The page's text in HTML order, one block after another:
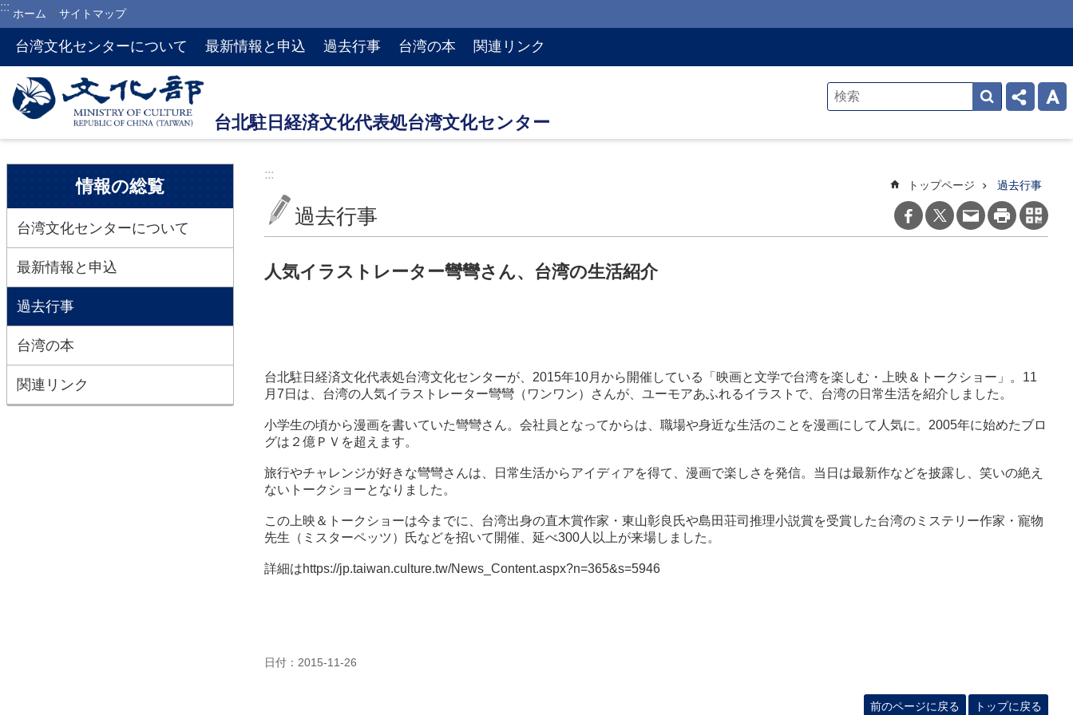
メインのコンテンツブロックにジャンプします
::: ホーム サイトマップ
台湾文化センターについて 最新情報と申込 過去行事 台湾の本 関連リンク
:::
情報の総覧
台湾文化センターについて
最新情報と申込
過去行事
台湾の本
関連リンク
:::
トップページ 過去行事
過去行事
人気イラストレーター彎彎さん、台湾の生活紹介
台北駐日経済文化代表処台湾文化センターが、2015年10月から開催している「映画と文学で台湾を楽しむ・上映＆トークショー」。11
月7日は、台湾の人気イラストレーター彎彎（ワンワン）さんが、ユーモアあふれるイラストで、台湾の日常生活を紹介しました。
小学生の頃から漫画を書いていた彎彎さん。会社員となってからは、職場や身近な生活のことを漫画にして人気に。2005年に始めたブロ
グは２億ＰＶを超えます。
旅行やチャレンジが好きな彎彎さんは、日常生活からアイディアを得て、漫画で楽しさを発信。当日は最新作などを披露し、笑いの絶え
ないトークショーとなりました。
この上映＆トークショーは今までに、台湾出身の直木賞作家・東山彰良氏や島田荘司推理小説賞を受賞した台湾のミステリー作家・寵物
先生（ミスターペッツ）氏などを招いて開催、延べ300人以上が来場しました。
詳細はhttps://jp.taiwan.culture.tw/News_Content.aspx?n=365&s=5946
日付：2015-11-26
前のページに戻る トップに戻る